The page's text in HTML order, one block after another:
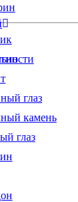
глаз
камень
глаз